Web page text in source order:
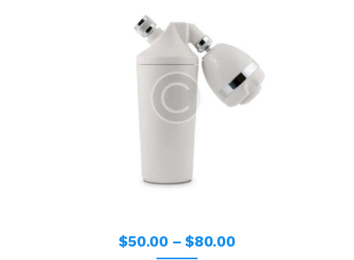
$50.00 – $80.00